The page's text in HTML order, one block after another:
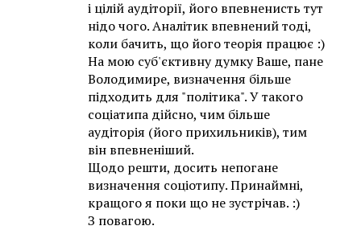
і цілій аудіторії, його впевненисть тут
нідо чого. Аналітик впевнений тоді,
коли бачить, що його теорія працює :)
На мою суб'єктивну думку Ваше, пане
Володимире, визначення більше
підходить для "політика". У такого
соціатипа дійсно, чим більше
аудіторія (його прихильників), тим
він впевненіший.
Щодо решти, досить непогане
визначення соціотипу. Принаймні,
кращого я поки що не зустрічав. :)
З повагою.